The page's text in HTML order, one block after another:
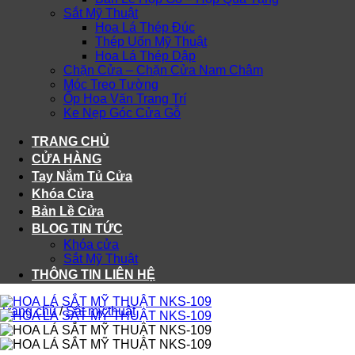
Sắt Mỹ Thuật
Hoa Lá Thép Đúc
Thép Uốn Mỹ Thuật
Hoa Lá Thép Dập
Chặn Cửa – Chặn Cửa Nam Châm
Móc Treo Tường
Ốp Hoa Văn Trang Trí
Ke Nẹp Góc Cửa Gỗ
TRANG CHỦ
CỬA HÀNG
Tay Nắm Tủ Cửa
Khóa Cửa
Bản Lề Cửa
BLOG TIN TỨC
Khóa cửa
Sắt Mỹ Thuật
THÔNG TIN LIÊN HỆ
Trang chủ / Sắt mỹ thuật